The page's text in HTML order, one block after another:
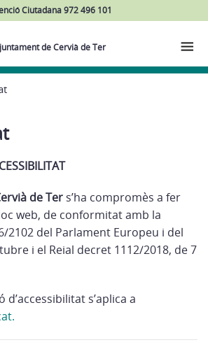
Ciutadana 972 496 101
de Cervià de Ter
de Ter s’ha compromès a fer
web, de conformitat amb la
2102 del Parlament Europeu i del
i el Reial decret 1112/2018, de 7
s’aplica a